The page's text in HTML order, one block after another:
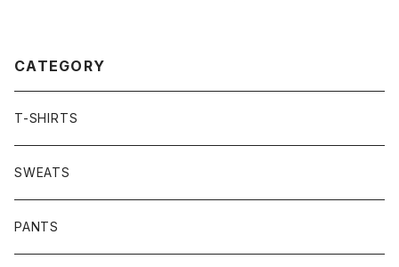
CATEGORY
T-SHIRTS
SWEATS
PANTS